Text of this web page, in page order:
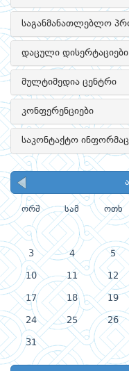
საგანმანათლებლო
დაცული დისერტაციები
მულტიმედია ცენტრი
კონფერენციები
საკონტაქტო
ორშ სამ ოთხ
3 4 5
10 11 12
17 18 19
24 25 26
31